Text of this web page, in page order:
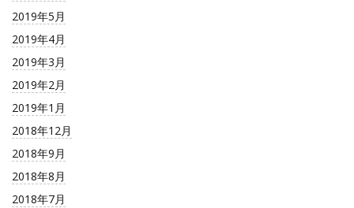
2019年5月
2019年4月
2019年3月
2019年2月
2019年1月
2018年12月
2018年9月
2018年8月
2018年7月